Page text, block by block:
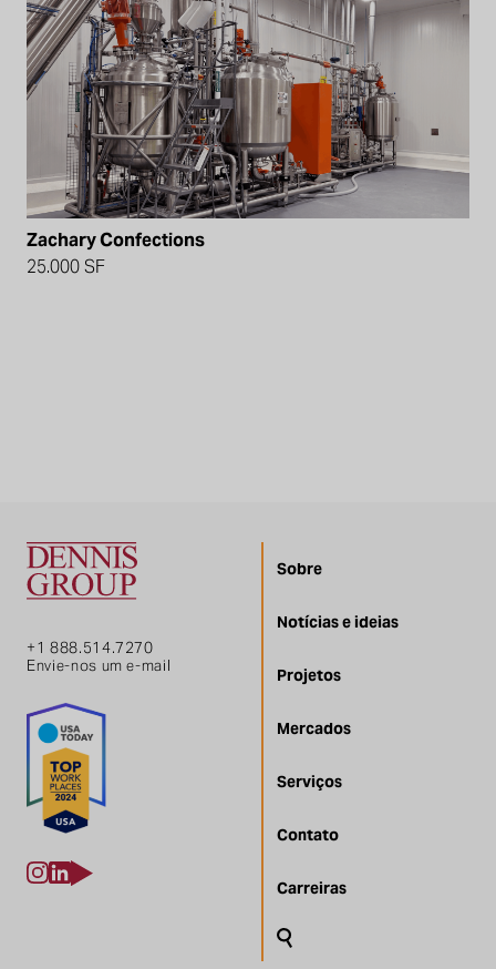
Zachary Confections
25.000 SF
+1 888.514.7270
Envie-nos um e-mail
Sobre
Notícias e ideias
Projetos
Mercados
Serviços
Contato
Carreiras